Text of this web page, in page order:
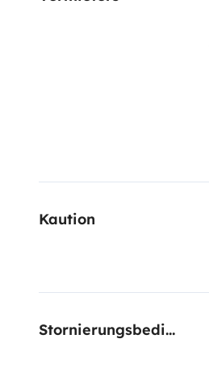
Kaution
Stornierungsbedingungen